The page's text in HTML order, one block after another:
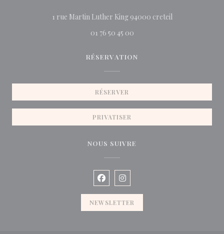
1 rue Martin Luther King 94000 creteil((ouvre une
01 76 50 45 00
RÉSERVATION
RÉSERVER
PRIVATISER
NOUS SUIVRE
Facebook ((ouvre une nouvelle
Instagram ((ouvre une
NEWSLETTER